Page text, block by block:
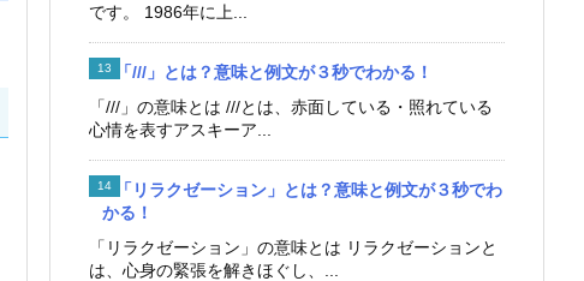
です。 1986年に上...
「///」とは？意味と例文が３秒でわかる！
「///」の意味とは ///とは、赤面している・照れている
心情を表すアスキーア...
「リラクゼーション」とは？意味と例文が３秒でわ
かる！
「リラクゼーション」の意味とは リラクゼーションと
は、心身の緊張を解きほぐし、...